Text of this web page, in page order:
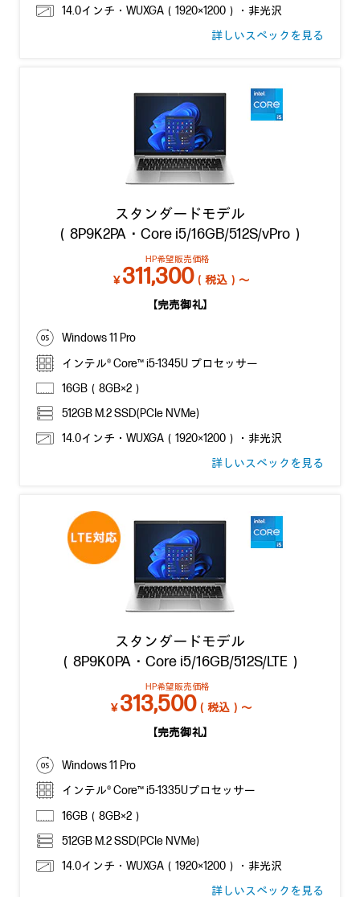
14.0インチ・WUXGA（1920×1200）・非光沢
詳しいスペックを見る
スタンダードモデル
（8P9K2PA・Core i5/16GB/512S/vPro）
HP希望販売価格
￥311,300（税込）～
【完売御礼】
Windows 11 Pro
インテル® Core™ i5-1345U プロセッサー
16GB（8GB×2）
512GB M.2 SSD(PCIe NVMe)
14.0インチ・WUXGA（1920×1200）・非光沢
詳しいスペックを見る
スタンダードモデル
（8P9K0PA・Core i5/16GB/512S/LTE）
HP希望販売価格
￥313,500（税込）～
【完売御礼】
Windows 11 Pro
インテル® Core™ i5-1335Uプロセッサー
16GB（8GB×2）
512GB M.2 SSD(PCIe NVMe)
14.0インチ・WUXGA（1920×1200）・非光沢
詳しいスペックを見る